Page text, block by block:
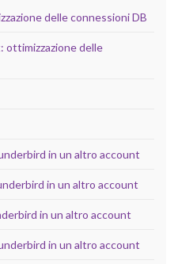
delle connessioni DB
ottimizzazione delle
in un altro account
in un altro account
in un altro account
in un altro account